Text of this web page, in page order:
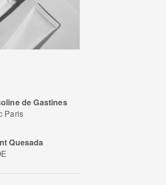
de Gastines
Paris
Quesada